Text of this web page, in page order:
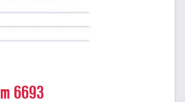
6693